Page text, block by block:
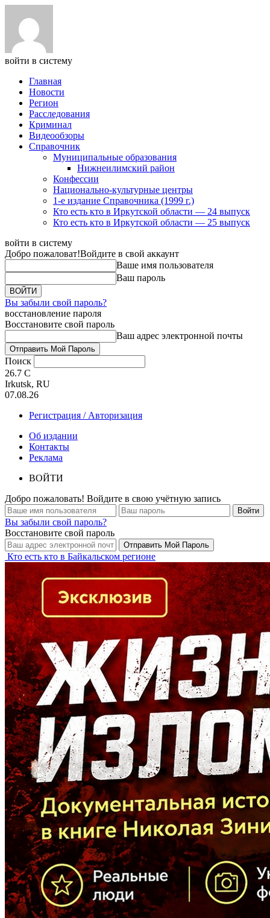
войти в систему
Главная
Новости
Регион
Расследования
Криминал
Видеообзоры
Справочник
Муниципальные образования
Нижнеилимский район
Конфессии
Национально-культурные центры
1-е издание Справочника (1999 г.)
Кто есть кто в Иркутской области — 24 выпуск
Кто есть кто в Иркутской области — 25 выпуск
войти в систему
Добро пожаловат!Войдите в свой аккаунт
Ваше имя пользователя
Ваш пароль
Вы забыли свой пароль?
восстановление пароля
Восстановите свой пароль
Ваш адрес электронной почты
Поиск
26.7 C
Irkutsk, RU
07.08.26
Регистрация / Авторизация
Об издании
Контакты
Реклама
ВОЙТИ
Добро пожаловать! Войдите в свою учётную запись
Вы забыли свой пароль?
Восстановите свой пароль
Кто есть кто в Байкальском регионе